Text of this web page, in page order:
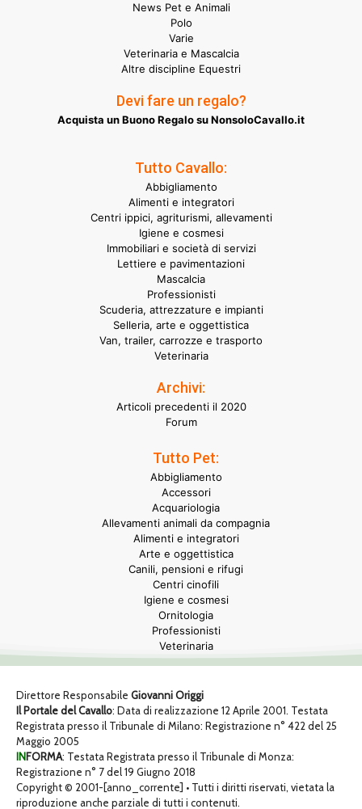
News Pet e Animali
Polo
Varie
Veterinaria e Mascalcia
Altre discipline Equestri
Devi fare un regalo?
Acquista un Buono Regalo su NonsoloCavallo.it
Tutto Cavallo:
Abbigliamento
Alimenti e integratori
Centri ippici, agriturismi, allevamenti
Igiene e cosmesi
Immobiliari e società di servizi
Lettiere e pavimentazioni
Mascalcia
Professionisti
Scuderia, attrezzature e impianti
Selleria, arte e oggettistica
Van, trailer, carrozze e trasporto
Veterinaria
Archivi:
Articoli precedenti il 2020
Forum
Tutto Pet:
Abbigliamento
Accessori
Acquariologia
Allevamenti animali da compagnia
Alimenti e integratori
Arte e oggettistica
Canili, pensioni e rifugi
Centri cinofili
Igiene e cosmesi
Ornitologia
Professionisti
Veterinaria
Direttore Responsabile Giovanni Origgi
Il Portale del Cavallo: Data di realizzazione 12 Aprile 2001. Testata
Registrata presso il Tribunale di Milano: Registrazione n° 422 del 25
Maggio 2005
INFORMA: Testata Registrata presso il Tribunale di Monza:
Registrazione n° 7 del 19 Giugno 2018
Copyright © 2001-[anno_corrente] • Tutti i diritti riservati, vietata la
riproduzione anche parziale di tutti i contenuti.